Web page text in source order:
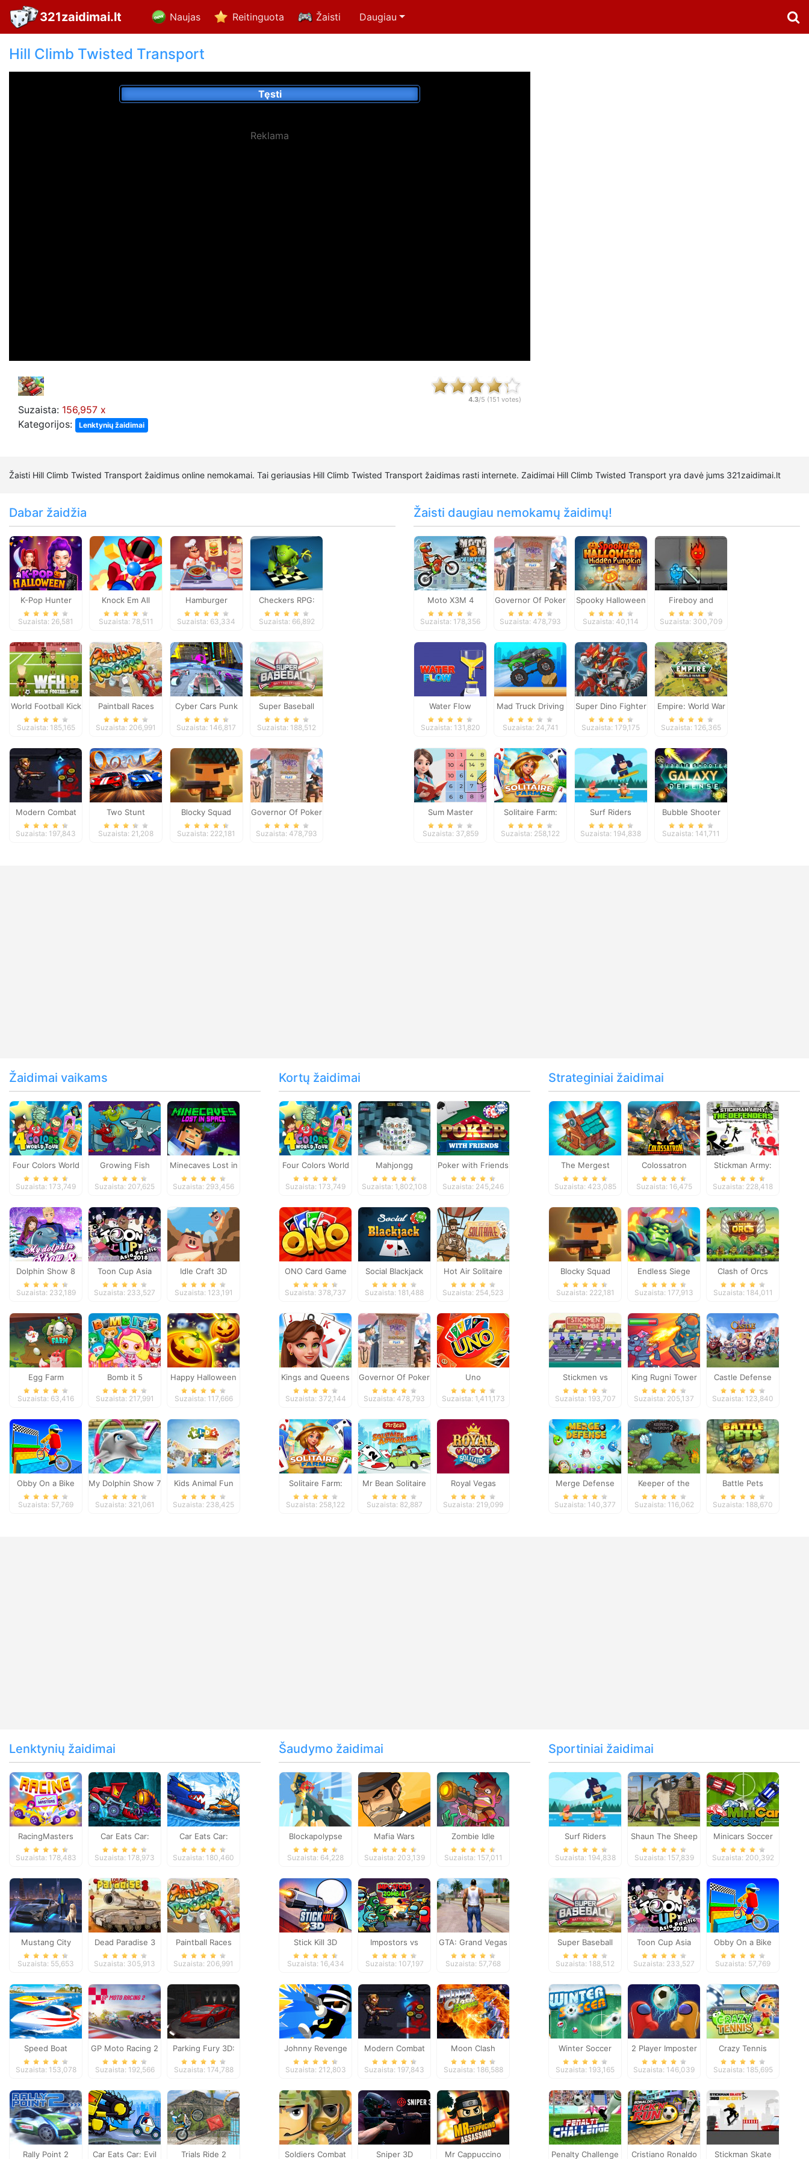
321zaidimai.lt Naujas Reitinguota Žaisti Daugiau
Hill Climb Twisted Transport
Tęsti
Reklama
Suzaista: 156,957 x
Kategorijos:
Lenktynių žaidimai
4.3/5 (151 votes)
Žaisti Hill Climb Twisted Transport žaidimus online nemokamai. Tai geriausias Hill Climb Twisted Transport žaidimas rasti internete. Zaidimai Hill Climb Twisted Transport yra davė jums 321zaidimai.lt
Dabar žaidžia
K-Pop Hunter
Halloween Fashion
Suzaista: 26,581
Knock Em All
Suzaista: 78,511
Hamburger
Cooking Mania
Suzaista: 63,334
Checkers RPG:
Online PvP Battle
Suzaista: 66,892
World Football Kick
2018
Suzaista: 185,165
Paintball Races
Suzaista: 206,991
Cyber Cars Punk
Racing
Suzaista: 146,817
Super Baseball
Suzaista: 188,512
Modern Combat
Defense
Suzaista: 197,843
Two Stunt
Supercars
Suzaista: 21,208
Blocky Squad
Suzaista: 222,181
Governor Of Poker
2
Suzaista: 478,793
Žaisti daugiau nemokamų žaidimų!
Moto X3M 4
Winter
Suzaista: 178,356
Governor Of Poker
2
Suzaista: 478,793
Spooky Halloween
Hidden Pumpkin
Suzaista: 40,114
Fireboy and
Watergirl 4
Suzaista: 300,709
Water Flow
Suzaista: 131,820
Mad Truck Driving
Suzaista: 24,741
Super Dino Fighter
Suzaista: 179,175
Empire: World War
III
Suzaista: 126,365
Sum Master
Suzaista: 37,859
Solitaire Farm:
Seasons
Suzaista: 258,122
Surf Riders
Suzaista: 194,838
Bubble Shooter
Galaxy Defense
Suzaista: 141,711
Žaidimai vaikams
Four Colors World
Tour
Suzaista: 173,749
Growing Fish
Suzaista: 207,625
Minecaves Lost in
Space
Suzaista: 293,456
Dolphin Show 8
Suzaista: 232,189
Toon Cup Asia
Pacific 2018
Suzaista: 233,527
Idle Craft 3D
Suzaista: 123,191
Egg Farm
Suzaista: 63,416
Bomb it 5
Suzaista: 217,991
Happy Halloween
Suzaista: 117,666
Obby On a Bike
Suzaista: 57,769
My Dolphin Show 7
Suzaista: 321,061
Kids Animal Fun
Suzaista: 238,425
Kortų žaidimai
Four Colors World
Tour
Suzaista: 173,749
Mahjongg
Dimensions
Suzaista: 1,802,108
Poker with Friends
Suzaista: 245,246
ONO Card Game
Suzaista: 378,737
Social Blackjack
Suzaista: 181,488
Hot Air Solitaire
Suzaista: 254,523
Kings and Queens
Solitaire Tripeaks
Suzaista: 372,144
Governor Of Poker
2
Suzaista: 478,793
Uno
Suzaista: 1,411,173
Solitaire Farm:
Seasons
Suzaista: 258,122
Mr Bean Solitaire
Adventures
Suzaista: 82,887
Royal Vegas
Solitaire
Suzaista: 219,099
Strateginiai žaidimai
The Mergest
Kingdom
Suzaista: 423,085
Colossatron
Suzaista: 16,475
Stickman Army:
The Defenders
Suzaista: 228,418
Blocky Squad
Suzaista: 222,181
Endless Siege
Suzaista: 177,913
Clash of Orcs
Suzaista: 184,011
Stickmen vs
Zombies
Suzaista: 193,707
King Rugni Tower
Defense
Suzaista: 205,137
Castle Defense
Suzaista: 123,840
Merge Defense
Suzaista: 140,377
Keeper of the
Grove 2
Suzaista: 116,062
Battle Pets
Suzaista: 188,670
Lenktynių žaidimai
RacingMasters
Suzaista: 178,483
Car Eats Car:
Dungeon
Suzaista: 178,973
Car Eats Car:
Winter Adventure
Suzaista: 180,460
Mustang City
Driver
Suzaista: 55,653
Dead Paradise 3
Suzaista: 305,913
Paintball Races
Suzaista: 206,991
Speed Boat
Extreme Racing
Suzaista: 153,078
GP Moto Racing 2
Suzaista: 192,566
Parking Fury 3D:
Night Thief
Suzaista: 174,788
Rally Point 2 Car Eats Car: Evil Trials Ride 2
Šaudymo žaidimai
Blockapolypse
Zombie Shooter
Suzaista: 64,228
Mafia Wars
Suzaista: 203,139
Zombie Idle
Defense Online
Suzaista: 157,011
Stick Kill 3D
Suzaista: 16,434
Impostors vs
Zombies: Survival
Suzaista: 107,197
GTA: Grand Vegas
Crime
Suzaista: 57,768
Johnny Revenge
Suzaista: 212,803
Modern Combat
Defense
Suzaista: 197,843
Moon Clash
Heroes
Suzaista: 186,588
Soldiers Combat Sniper 3D Mr Cappuccino
Sportiniai žaidimai
Surf Riders
Suzaista: 194,838
Shaun The Sheep
Baahmy Golf
Suzaista: 157,839
Minicars Soccer
Suzaista: 200,392
Super Baseball
Suzaista: 188,512
Toon Cup Asia
Pacific 2018
Suzaista: 233,527
Obby On a Bike
Suzaista: 57,769
Winter Soccer
Suzaista: 193,165
2 Player Imposter
Soccer
Suzaista: 146,039
Crazy Tennis
Suzaista: 185,695
Penalty Challenge Cristiano Ronaldo Stickman Skate